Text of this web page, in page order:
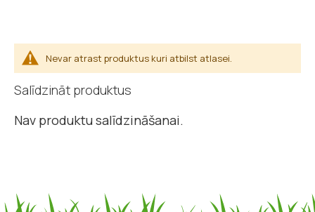
Nevar atrast produktus kuri atbilst atlasei.
Salīdzināt produktus
Nav produktu salīdzināšanai.